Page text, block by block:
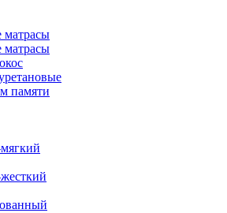
матрасы
матрасы
памяти